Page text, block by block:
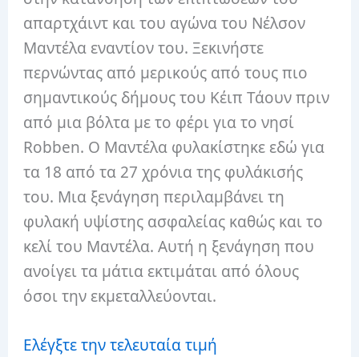
απαρτχάιντ και του αγώνα του Νέλσον
Μαντέλα εναντίον του. Ξεκινήστε
περνώντας από μερικούς από τους πιο
σημαντικούς δήμους του Κέιπ Τάουν πριν
από μια βόλτα με το φέρι για το νησί
Robben. Ο Μαντέλα φυλακίστηκε εδώ για
τα 18 από τα 27 χρόνια της φυλάκισής
του. Μια ξενάγηση περιλαμβάνει τη
φυλακή υψίστης ασφαλείας καθώς και το
κελί του Μαντέλα. Αυτή η ξενάγηση που
ανοίγει τα μάτια εκτιμάται από όλους
όσοι την εκμεταλλεύονται.
Ελέγξτε την τελευταία τιμή